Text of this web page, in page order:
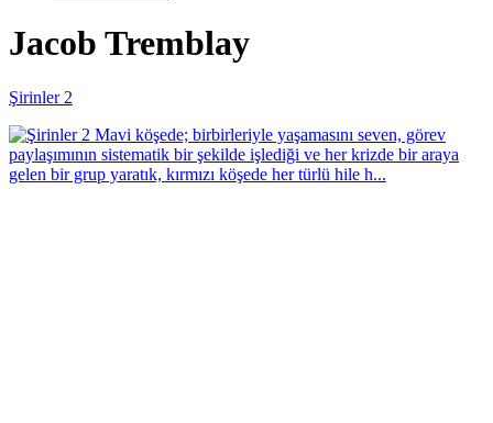
Jacob Tremblay
Şirinler 2
Mavi köşede; birbirleriyle yaşamasını seven, görev
paylaşımının sistematik bir şekilde işlediği ve her krizde bir araya
gelen bir grup yaratık, kırmızı köşede her türlü hile h...